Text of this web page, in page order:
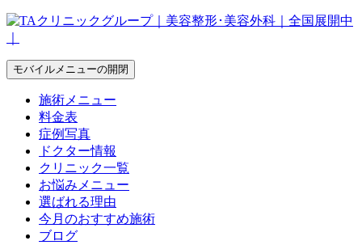
モバイルメニューの開閉
施術メニュー
料金表
症例写真
ドクター情報
クリニック一覧
お悩みメニュー
選ばれる理由
今月のおすすめ施術
ブログ